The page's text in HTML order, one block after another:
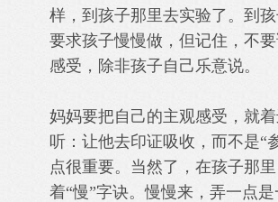
样，到孩子那里去实验了。 到
要求孩子慢慢做，但记住，不
感受，除非孩子自己乐意说。
妈妈要把自己的主观感受，就
听：让他去印证吸收，而不是“
点很重要。 当然了，在孩子那
着“慢”字诀。慢慢来，弄一点